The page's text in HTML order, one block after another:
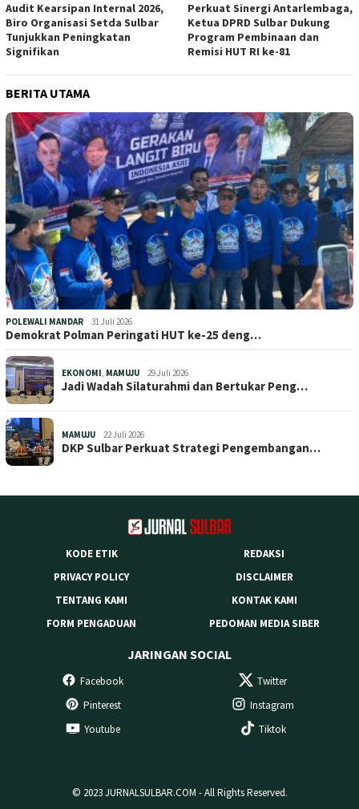
Audit Kearsipan Internal 2026,
Biro Organisasi Setda Sulbar
Tunjukkan Peningkatan
Signifikan
Perkuat Sinergi Antarlembaga,
Ketua DPRD Sulbar Dukung
Program Pembinaan dan
Remisi HUT RI ke-81
BERITA UTAMA
POLEWALI MANDAR 31 Juli 2026
Demokrat Polman Peringati HUT ke-25 deng…
EKONOMI, MAMUJU 29 Juli 2026
Jadi Wadah Silaturahmi dan Bertukar Peng…
MAMUJU 22 Juli 2026
DKP Sulbar Perkuat Strategi Pengembangan…
KODE ETIK
REDAKSI
PRIVACY POLICY
DISCLAIMER
TENTANG KAMI
KONTAK KAMI
FORM PENGADUAN
PEDOMAN MEDIA SIBER
JARINGAN SOCIAL
Facebook
Twitter
Pinterest
Instagram
Youtube
Tiktok
© 2023 JURNALSULBAR.COM - All Rights Reserved.